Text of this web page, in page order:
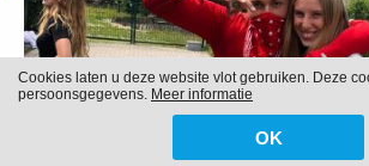
Cookies laten u deze website vlot gebruiken. Deze
persoonsgegevens. Meer informatie
OK